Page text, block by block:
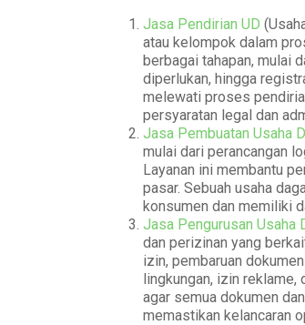
Jasa Pendirian UD
atau kelompok dalam
berbagai tahapan, mulai
diperlukan, hingga
melewati proses
persyaratan legal dan
Jasa Pembuatan Usaha
mulai dari perancangan
Layanan ini membantu
pasar. Sebuah usaha
konsumen dan memiliki
Jasa Pengurusan Usaha
dan perizinan yang
izin, pembaruan
lingkungan, izin reklame,
agar semua dokumen
memastikan kelancaran